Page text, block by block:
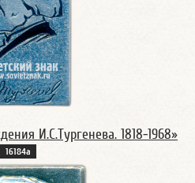
И.С.Тургенева. 1818-1968»
16184а